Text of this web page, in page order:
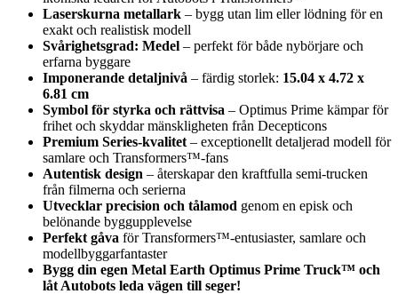
Laserskurna metallark – bygg utan lim eller lödning för en
exakt och realistisk modell
Svårighetsgrad: Medel – perfekt för både nybörjare och
erfarna byggare
Imponerande detaljnivå – färdig storlek: 15.04 x 4.72 x
6.81 cm
Symbol för styrka och rättvisa – Optimus Prime kämpar för
frihet och skyddar mänskligheten från Decepticons
Premium Series-kvalitet – exceptionellt detaljerad modell för
samlare och Transformers™-fans
Autentisk design – återskapar den kraftfulla semi-trucken
från filmerna och serierna
Utvecklar precision och tålamod genom en episk och
belönande byggupplevelse
Perfekt gåva för Transformers™-entusiaster, samlare och
modellbyggarfantaster
Bygg din egen Metal Earth Optimus Prime Truck™ och
låt Autobots leda vägen till seger!